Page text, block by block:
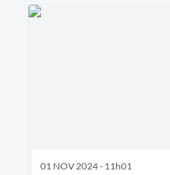
01 NOV 2024 - 11h01